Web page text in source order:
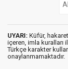
UYARI: Küfür,
içeren, imla kuralları
Türkçe karakter
onaylanmamaktadır.